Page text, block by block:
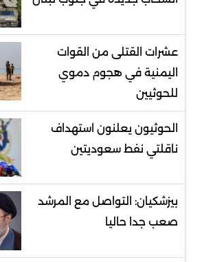
عشرات القتلى من القوات
اليمنية في هجوم دموي
للحوثيين
الحوثيون يعلنون استهداف
ناقلتي نفط سعوديتين
بيزشكيان: التواصل مع المرشد
صعب جدا حاليا